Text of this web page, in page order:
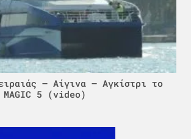
– Αίγινα – Αγκίστρι το
MAGIC 5 (video)